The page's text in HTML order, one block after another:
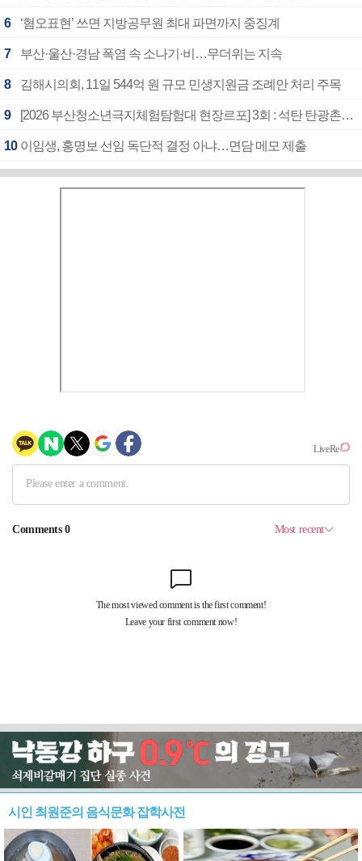
6 ‘혐오표현’ 쓰면 지방공무원 최대 파면까지 중징계
7 부산·울산·경남 폭염 속 소나기·비…무더위는 지속
8 김해시의회, 11일 544억 원 규모 민생지원금 조례안 처리 주목
9 [2026 부산청소년극지체험탐험대 현장르포] 3회 : 석탄 탄광촌에서 북극 연구의 중심지로
10 이임생, 홍명보 선임 독단적 결정 아냐…면담 메모 제출
시인 최원준의 음식문화 잡학사전